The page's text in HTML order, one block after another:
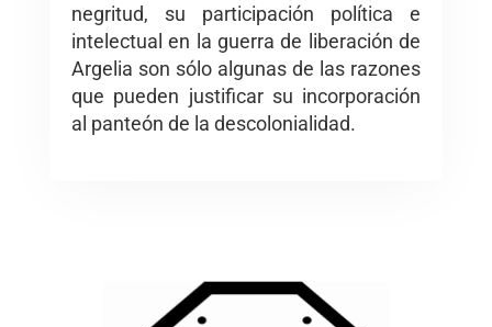
negritud, su participación política e
intelectual en la guerra de liberación de
Argelia son sólo algunas de las razones
que pueden justificar su incorporación
al panteón de la descolonialidad.